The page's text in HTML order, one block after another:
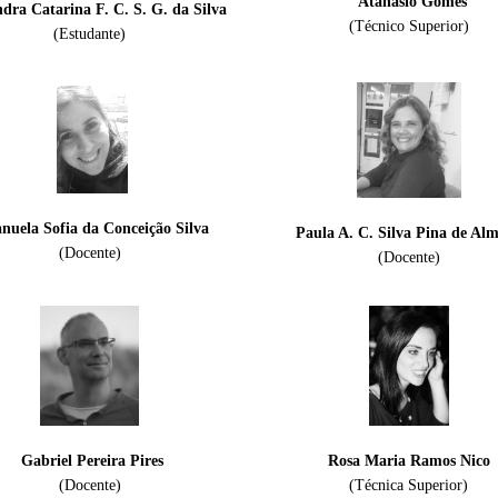
Catarina F. C. S. G. da Silva
(Estudante)
(Técnico Superior)
Sofia da Conceição Silva
(Docente)
Paula A. C. Silva Pina de
(Docente)
Gabriel Pereira Pires
(Docente)
Rosa Maria Ramos Nico
(Técnica Superior)